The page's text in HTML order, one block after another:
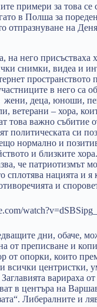
примери за това се
в Полша за
отпразнуване на
на него присъстваха
снимки, видеа и
пространството
в него са
деца, юноши,
ветерани – хора,
това важно събитие
политическата си
нормално и
и близките
че патриотизмът
сплотява нацията и я
и
дни, обаче,
от преписване и
от опорки, които
всички центристки,
варираха
в центъра на
Либералните и